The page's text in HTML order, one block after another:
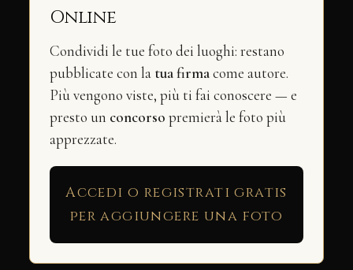
Online
Condividi le tue foto dei luoghi: restano
pubblicate con la tua firmacome autore.
Più vengono viste, più ti fai conoscere — e
presto un concorso premierà le foto più
apprezzate.
Accedi o registrati gratis
per aggiungere una foto